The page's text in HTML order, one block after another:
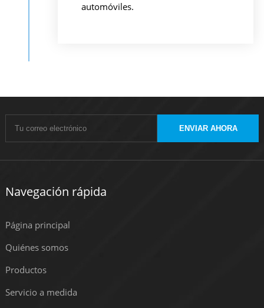
automóviles.
ENVIAR AHORA
Navegación rápida
Página principal
Quiénes somos
Productos
Servicio a medida